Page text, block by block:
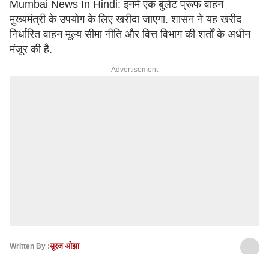
Mumbai News In Hindi: इनमें एक बुलेट प्रूफ वाहन
मुख्यमंत्री के उपयोग के लिए खरीदा जाएगा. शासन ने यह खरीद
निर्धारित वाहन मूल्य सीमा नीति और वित्त विभाग की शर्तों के अधीन
मंजूर की है.
Advertisement
Written By :सूरज ओझा